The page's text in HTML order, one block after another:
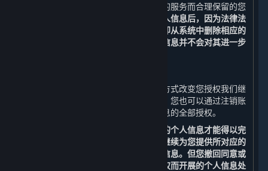
些第三方为保证您仍可正常使用其提供的服务而合理保留的您
当您或我们协助您删除个人信息后，因为法律法
规和安全技术的要求，我们可能不会立即从系统中删除相应的
备份信息，我们将安全地存储您的个人信息并不会对其进一步
您可以通过删除信息、关闭设备功能等方式改变您授权我们继
续收集个人信息的范围或撤回您的授权。您也可以通过注销账
户的方式，撤回我们继续收集您个人信息的全部授权。
请您理解，每个业务功能需要一些基本的个人信息才能得以完
成，当您撤回同意或授权后，我们无法继续为您提供所对应的
内容和服务，也不再处理您相应的个人信息。但您撤回同意或
授权的决定，不会影响此前基于您的授权而开展的个人信息处